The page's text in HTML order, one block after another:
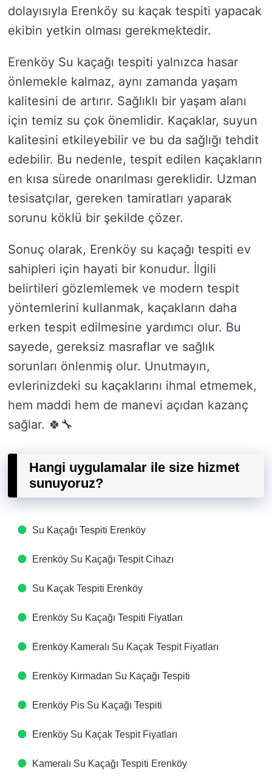
dolayısıyla Erenköy su kaçak tespiti yapacak
ekibin yetkin olması gerekmektedir.
Erenköy Su kaçağı tespiti yalnızca hasar
önlemekle kalmaz, aynı zamanda yaşam
kalitesini de artırır. Sağlıklı bir yaşam alanı
için temiz su çok önemlidir. Kaçaklar, suyun
kalitesini etkileyebilir ve bu da sağlığı tehdit
edebilir. Bu nedenle, tespit edilen kaçakların
en kısa sürede onarılması gereklidir. Uzman
tesisatçılar, gereken tamiratları yaparak
sorunu köklü bir şekilde çözer.
Sonuç olarak, Erenköy su kaçağı tespiti ev
sahipleri için hayati bir konudur. İlgili
belirtileri gözlemlemek ve modern tespit
yöntemlerini kullanmak, kaçakların daha
erken tespit edilmesine yardımcı olur. Bu
sayede, gereksiz masraflar ve sağlık
sorunları önlenmiş olur. Unutmayın,
evlerinizdeki su kaçaklarını ihmal etmemek,
hem maddi hem de manevi açıdan kazanç
sağlar. 🍀🔧
Hangi uygulamalar ile size hizmet
sunuyoruz?
Su Kaçağı Tespiti​ Erenköy
Erenköy Su Kaçağı Tespit Cihazı​
Su Kaçak Tespiti​ Erenköy
Erenköy Su Kaçağı Tespiti Fiyatları​
Erenköy Kameralı Su Kaçak Tespit Fiyatları​
Erenköy Kırmadan Su Kaçağı Tespiti​
Erenköy Pis Su Kaçağı Tespiti​
Erenköy Su Kaçak Tespit Fiyatları​
Kameralı Su Kaçağı Tespiti​ Erenköy